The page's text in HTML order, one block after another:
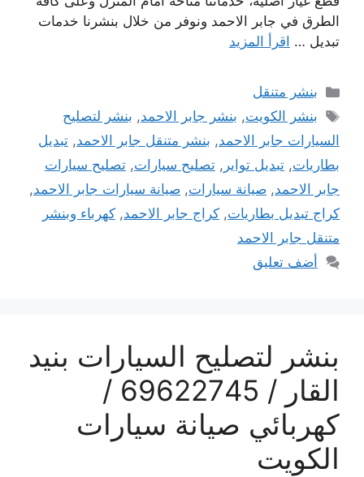
الطرق في جابر الاحمد ونوفر من خلال بنشرنا خدمات
تبديل … اقرأ المزيد
التصنيفات
بنشر متنقل
الوسوم
بنشر الكويت, بنشر جابر الاحمد, بنشر لتصليح
السيارات جابر الاحمد, بنشر متنقل جابر الاحمد, تبديل
بطاريات, تبديل تواير , تصليح سيارات, تصليح سيارات
جابر الاحمد, صيانة سيارات, صيانة سيارات جابر الاحمد,
كراج تبديل بطاريات, كراج جابر الاحمد, كهرباء وبنشر
متنقل جابر الاحمد
أضف تعليق
بنشر لتصليح السيارات بنيد
القار / 69622745 /
كهربائي صيانة سيارات
الكويت